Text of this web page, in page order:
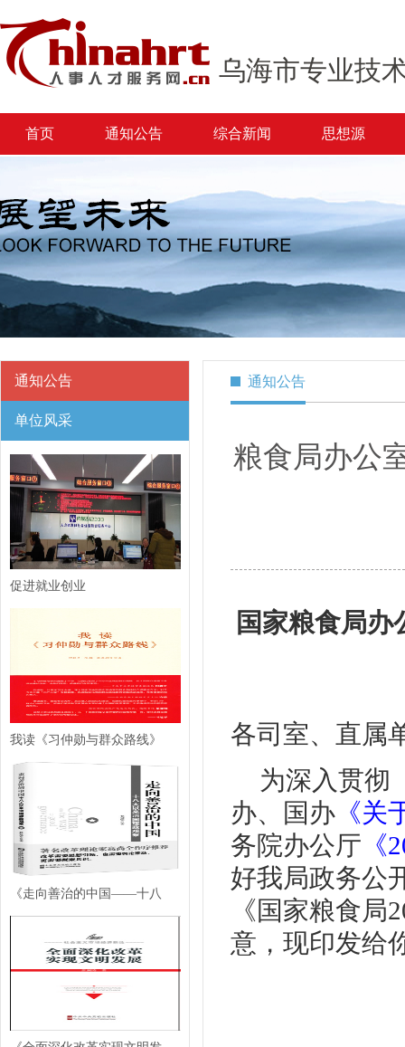
乌海市专业技
首页 通知公告 综合新闻 思想源
通知公告
单位风采
促进就业创业
我读《习仲勋与群众路线》
《走向善治的中国——十八
通知公告
粮食局办公
国家粮食局办
各司室、直属
为深入贯彻
办、国办 《
务院办公厅
好我局政务公
《国家粮食
意，现印发给